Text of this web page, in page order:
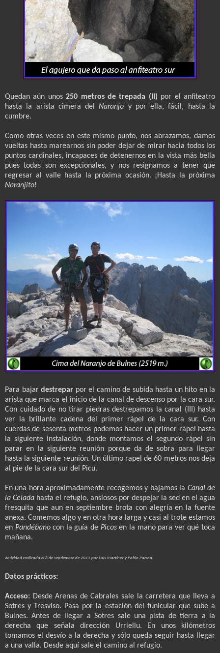
Quedan aún unos250 metros de trepada (II) por el anfiteatro
hasta la arista cimera delNaranjo y por ella, fácil, hasta la
cumbre.
Como otras veces en este mismo punto, nos abrazamos, damos
vueltas hasta marearnos sin poder dejar de mirar hacia todos los
puntos cardinales, incapaces de detenernos en la vista más bella
pues todas son excepcionales, y nos resignamos a tener que
regresar al valle hasta la próxima ocasión. ¡Hasta la próxima
Naranjito!
Para bajar destrepar por el camino de subida hasta un hito en la
arista que marca el inicio de la canal de descenso por la cara sur.
Con cuidado de no tirar piedras destrepamos la canal (III) hasta
ver la brillante cadena del primer rápel de la cara sur. Con
cuerdas de sesenta metros podemos hacer un primer rápel hasta
la siguiente instalación, donde montamos el segundo rápel sin
parar en la siguiente reunión porque da de sobra para llegar
hasta la siguiente reunión. Un último rapel de 60 metros nos deja
al pie de la cara sur del Picu.
En una hora aproximadamente recogemos y bajamos la Canal de
la Celada hasta el refugio, ansiosos por despejar la sed en el agua
fresquita que aun en septiembre brota con alegría en la fuente
anexa. Comemos algo y en otra hora larga y casi al trote estamos
en Pandébanocon la guía de Picosen la mano para ver qué toca
mañana.
Actividad realizada el 8 de septiembre de 2011 por Luis Martínez y Pablo Parrón.
Datos prácticos:
Acceso: Desde Arenas de Cabrales sale la carretera que lleva a
Sotres y Tresviso. Pasa por la estación del funicular que sube a
Bulnes. Antes de llegar a Sotres sale una pista de tierra a la
derecha que señala dirección Urriellu. En unos kilómetros
tomamos el desvío a la derecha y sólo queda seguir hasta llegar
a una valla. Desde aquí sale el camino al refugio.